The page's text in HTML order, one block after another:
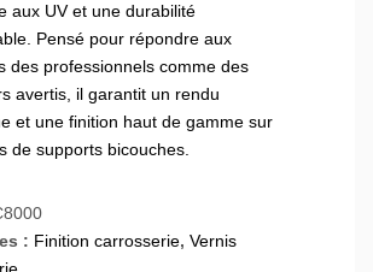
aux UV et une durabilité
Pensé pour répondre aux
des professionnels comme des
avertis, il garantit un rendu
et une finition haut de gamme sur
de supports bicouches.
: Finition carrosserie, Vernis